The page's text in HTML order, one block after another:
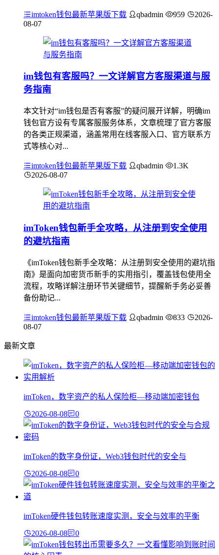
imtoken钱包最新苹果版下载 qbadmin 959
2026-
08-07
im钱包有客服吗？一文详解官方客服渠道与服
务指南
本文针对“im钱包是否有客服”的疑问展开详解，明确im
钱包官方设有专属客服服务体系，文章梳理了官方客服
的各类正规渠道，涵盖常用在线客服入口、官方联系方
式等核心对...
imtoken钱包最新苹果版下载 qbadmin
1.3K
2026-08-07
imToken钱包新手全攻略，从注册到安全使用
的避坑指南
《imToken钱包新手全攻略：从注册到安全使用的避坑指
南》是面向加密货币新手的实用指引，覆盖钱包使用全
流程，攻略详解注册环节关键细节，提醒新手务必妥善
备份助记...
imtoken钱包最新苹果版下载 qbadmin 833
2026-
08-07
最新文章
imToken，数字资产的私人保险柜—移动端加密钱包
2026-08-08 0
imToken的数字身份证，Web3钱包时代的安全与
2026-08-08 0
imToken硬件钱包转账速度实测，安全与效率的平衡
2026-08-08 0